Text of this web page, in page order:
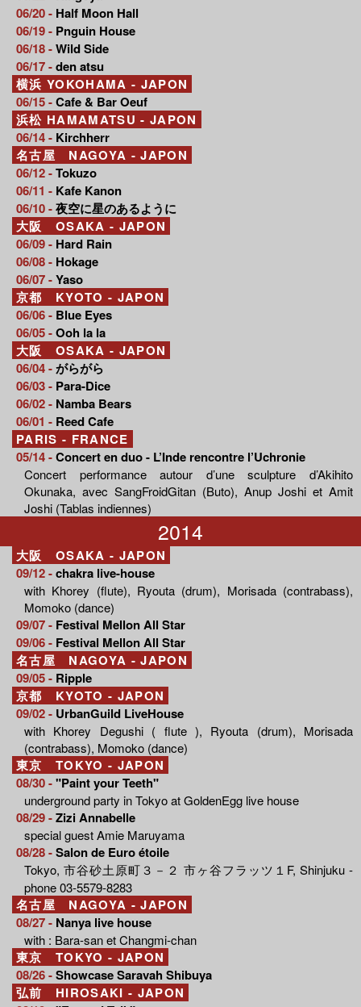
06/20 - Half Moon Hall
06/19 - Pnguin House
06/18 -Wild Side
06/17 -den atsu
横浜 YOKOHAMA - JAPON
06/15 -Cafe & Bar Oeuf
浜松 HAMAMATSU - JAPON
06/14 - Kirchherr
名古屋 NAGOYA - JAPON
06/12 -Tokuzo
06/11 - Kafe Kanon
06/10 -夜空に星のあるように
大阪 OSAKA - JAPON
06/09 - Hard Rain
06/08 - Hokage
06/07 -Yaso
京都 KYOTO - JAPON
06/06 - Blue Eyes
06/05 -Ooh la la
大阪 OSAKA - JAPON
06/04 -がらがら
06/03 - Para-Dice
06/02 - Namba Bears
06/01 - Reed Cafe
PARIS - FRANCE
05/14 -Concert en duo - L’Inde rencontre l’Uchronie
Concert performance autour d’une sculpture d’Akihito
Okunaka, avec SangFroidGitan (Buto), Anup Joshi et Amit
Joshi (Tablas indiennes)
2014
大阪 OSAKA - JAPON
09/12 -chakra live-house
with Khorey (flute), Ryouta (drum), Morisada (contrabass),
Momoko (dance)
09/07 - Festival Mellon All Star
09/06 - Festival Mellon All Star
名古屋 NAGOYA - JAPON
09/05 - Ripple
京都 KYOTO - JAPON
09/02 - UrbanGuild LiveHouse
with Khorey Degushi ( flute ), Ryouta (drum), Morisada
(contrabass), Momoko (dance)
東京 TOKYO - JAPON
08/30 -"Paint your Teeth"
underground party in Tokyo at GoldenEgg live house
08/29 -Zizi Annabelle
special guest Amie Maruyama
08/28 -Salon de Euro étoile
Tokyo, 市谷砂土原町３－２ 市ヶ谷フラッツ１F, Shinjuku -
phone 03-5579-8283
名古屋 NAGOYA - JAPON
08/27 - Nanya live house
with : Bara-san et Changmi-chan
東京 TOKYO - JAPON
08/26 -Showcase Saravah Shibuya
弘前 HIROSAKI - JAPON